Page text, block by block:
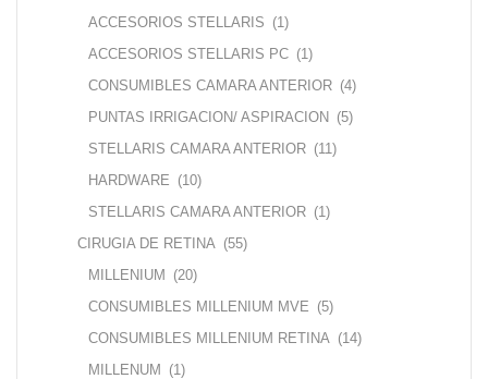
ACCESORIOS STELLARIS (1)
ACCESORIOS STELLARIS PC (1)
CONSUMIBLES CAMARA ANTERIOR (4)
PUNTAS IRRIGACION/ ASPIRACION (5)
STELLARIS CAMARA ANTERIOR (11)
HARDWARE (10)
STELLARIS CAMARA ANTERIOR (1)
CIRUGIA DE RETINA (55)
MILLENIUM (20)
CONSUMIBLES MILLENIUM MVE (5)
CONSUMIBLES MILLENIUM RETINA (14)
MILLENUM (1)